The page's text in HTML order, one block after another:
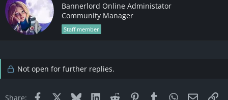
i
t
t
e
y
Bannerlord Online Administator
Community Manager
Staff member
Not open for further replies.
Share: Facebook Bluesky LinkedInReddit PinterestTumblrWhatsApp
Email